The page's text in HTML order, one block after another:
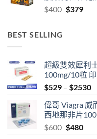
$400 Original
$379
BEST SELLING
超級雙效犀利
100mg/10粒
$529 – $2530
偉哥 Viagra 威
西地那非片
$600 Original
$480